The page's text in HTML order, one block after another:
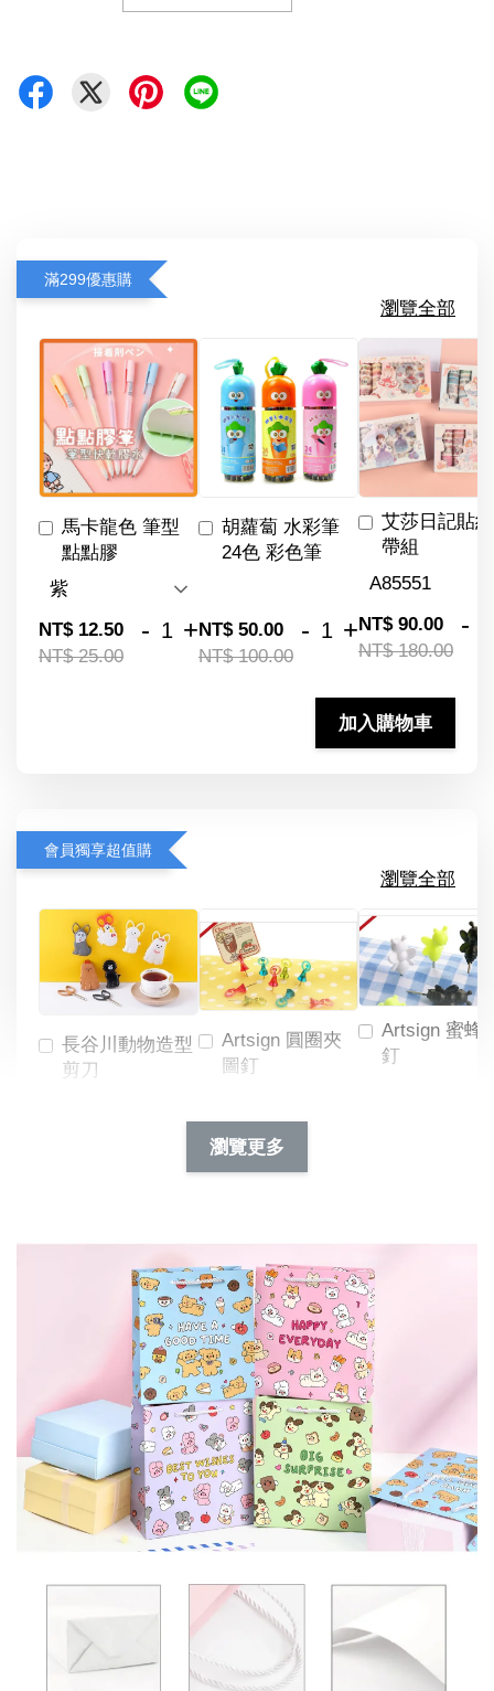
滿299優惠購
瀏覽全部
馬卡龍色 筆型
點點膠
NT$ 12.50
NT$ 25.00
- +
胡蘿蔔 水彩筆
24色 彩色筆
NT$ 50.00
NT$ 100.00
- +
艾莎日記貼
帶組
NT$ 90.00
NT$ 180.00
-
加入購物車
會員獨享超值購
瀏覽全部
長谷川動物造型
剪刀
Artsign 圓圈夾
圖釘
NT$ 19.00
NT$ 66.00
Artsign 蜜蜂
釘
加入購物車
瀏覽更多